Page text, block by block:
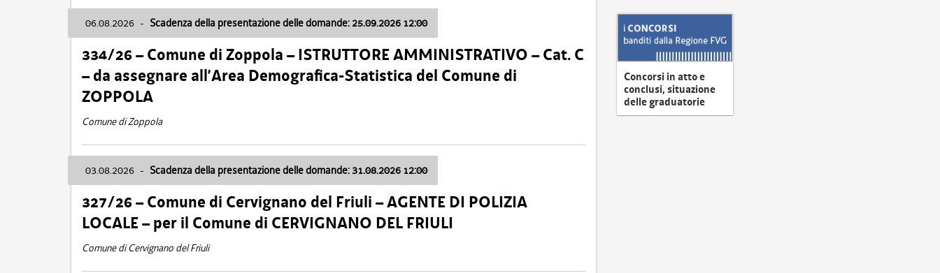
06.08.2026 - Scadenza della presentazione delle domande: 25.09.2026 12:00
334/26 – Comune di Zoppola – ISTRUTTORE AMMINISTRATIVO – Cat. C
– da assegnare all’Area Demografica-Statistica del Comune di
ZOPPOLA
Comune di Zoppola
03.08.2026 - Scadenza della presentazione delle domande: 31.08.2026 12:00
327/26 – Comune di Cervignano del Friuli – AGENTE DI POLIZIA
LOCALE – per il Comune di CERVIGNANO DEL FRIULI
Comune di Cervignano del Friuli
Concorsi in atto e
conclusi, situazione
delle graduatorie